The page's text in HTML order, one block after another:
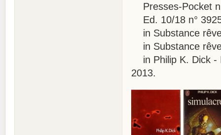
Presses-Pocket
Ed. 10/18 n°
in Substance
in Substance
in Philip K. Dick -
2013.